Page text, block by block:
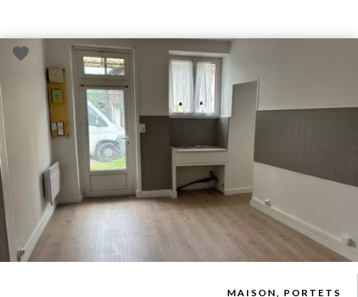
MAISON, PORTETS